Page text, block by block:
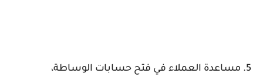
5. مساعدة العملاء في فتح حسابات الوساطة،